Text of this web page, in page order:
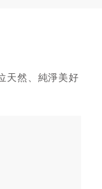
天然、純淨美好